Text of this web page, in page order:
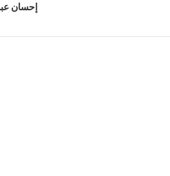
إحسان